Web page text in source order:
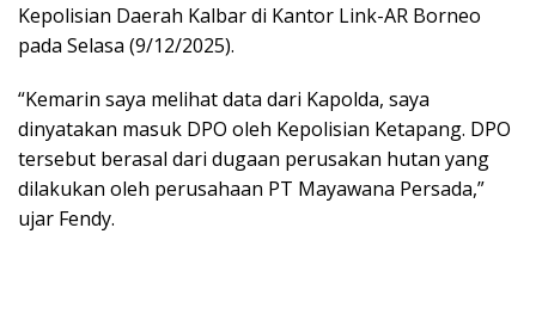
Kepolisian Daerah Kalbar di Kantor Link-AR Borneo
pada Selasa (9/12/2025).
“Kemarin saya melihat data dari Kapolda, saya
dinyatakan masuk DPO oleh Kepolisian Ketapang. DPO
tersebut berasal dari dugaan perusakan hutan yang
dilakukan oleh perusahaan PT Mayawana Persada,”
ujar Fendy.